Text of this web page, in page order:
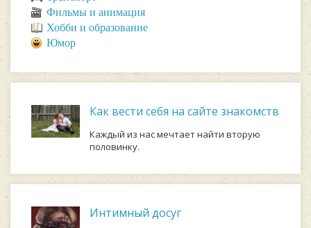
Фильмы и анимация
Хобби и образование
Юмор
Как вести себя на сайте знакомств
Каждый из нас мечтает найти вторую
половинку.
Интимный досуг